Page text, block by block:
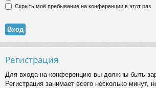
Скрыть моё пребывание на конференции в этот раз
Регистрация
Для входа на конференцию вы должны быть
Регистрация занимает всего несколько минут,